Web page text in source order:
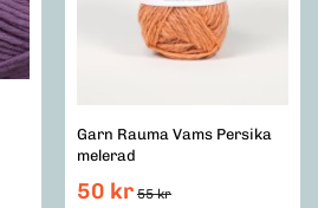
Garn Rauma Vams Persika
melerad
50 kr 55 kr